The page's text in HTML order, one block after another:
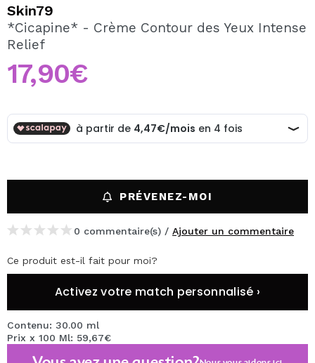
En créant un compte sur Maquibeauty.fr vous pourrez
effectuer vos achats rapidement, vérifier l'état de vos
Skin79
*Cicapine* - Crème Contour des Yeux Intense
Relief
17,90€
PRÉVENEZ-MOI
0 commentaire(s) / Ajouter un commentaire
Ce produit est-il fait pour moi?
Activez votre match personnalisé ›
Contenu: 30.00 ml
Prix x 100 Ml: 59,67€